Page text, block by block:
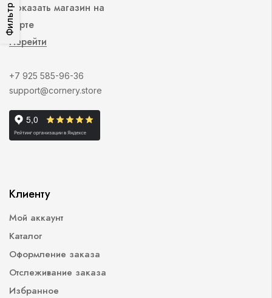
ФильтрПоказать магазин на
карте
Перейти
+7 925 585-96-36
support@cornery.store
Клиенту
Мой аккаунт
Каталог
Оформление заказа
Отслеживание заказа
Избранное